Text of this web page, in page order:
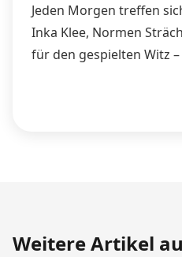
Jeden Morgen treffen
Inka Klee, Normen
für den gespielten Witz
Weitere Artikel